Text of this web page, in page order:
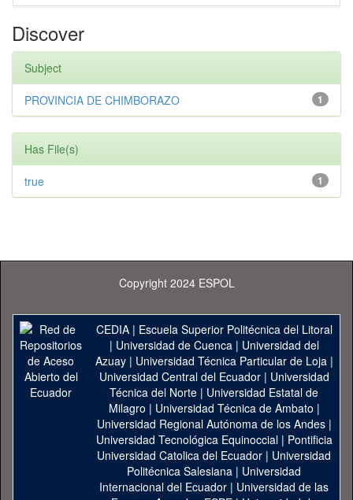
Discover
Subject
1
PROVINCIA DE CHIMBORAZO
Has File(s)
1
true
Copyright 2024 ESPOL
CEDIA| Escuela Superior Politécnica del Litoral
| Universidad de Cuenca| Universidad del
Azuay| Universidad Técnica Particular de Loja|
Universidad Central del Ecuador| Universidad
Técnica del Norte | Universidad Estatal de
Milagro | Universidad Técnica de Ambato |
Universidad Regional Autónoma de los Andes|
Universidad Tecnológica Equinoccial| Pontificia
Universidad Catolica del Ecuador | Universidad
Politécnica Salesiana | Universidad
Internacional del Ecuador | Universidad de las